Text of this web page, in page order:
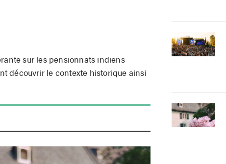
sur les pensionnats indiens
découvrir le contexte historique ainsi